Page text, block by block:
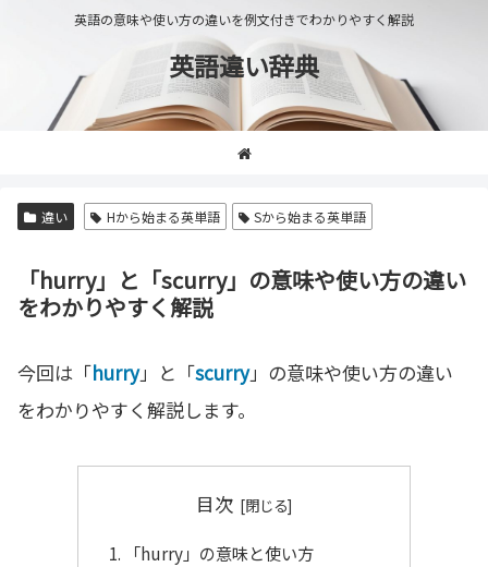
英語の意味や使い方の違いを例文付きでわかりやすく解説
英語違い辞典
違い Hから始まる英単語 Sから始まる英単語
「hurry」と「scurry」の意味や使い方の違い
をわかりやすく解説
今回は「hurry」と「scurry」の意味や使い方の違い
をわかりやすく解説します。
目次
「hurry」の意味と使い方